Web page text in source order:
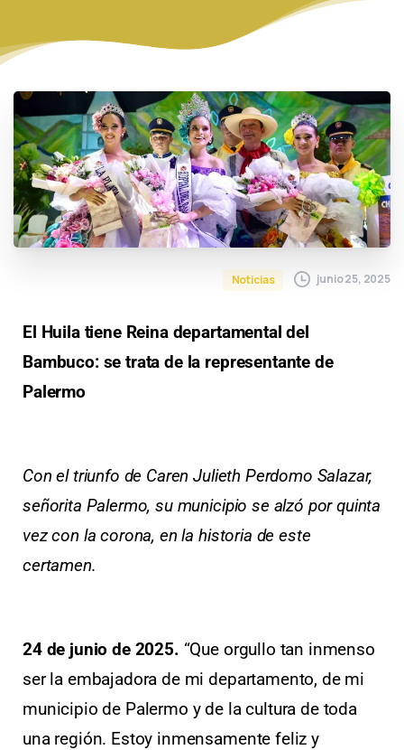
Noticias junio 25, 2025
El Huila tiene Reina departamental del
Bambuco: se trata de la representante de
Palermo
Con el triunfo de Caren Julieth Perdomo Salazar,
señorita Palermo, su municipio se alzó por quinta
vez con la corona, en la historia de este
certamen.
24 de junio de 2025. “Que orgullo tan inmenso
ser la embajadora de mi departamento, de mi
municipio de Palermo y de la cultura de toda
una región. Estoy inmensamente feliz y